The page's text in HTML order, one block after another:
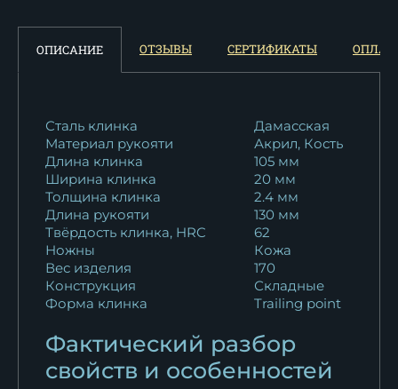
Нож складной Судак 2 сталь
булат...
Нож складной Судак 2 сталь
булат...
23 388
Нож складной Судак 2 сталь
булат...
ОПИСАНИЕ ОТЗЫВЫ СЕРТИФИКАТЫ
Сталь клинка
Дамасская
Материал рукояти
Акрил, Кость
Длина клинка
105 мм
Ширина клинка
20 мм
Толщина клинка
2.4 мм
Длина рукояти
130 мм
Твёрдость клинка, HRC
62
Ножны
Кожа
Вес изделия
170
Конструкция
Складные
Форма клинка
Trailing point
Фактический разбор
свойств и особенностей